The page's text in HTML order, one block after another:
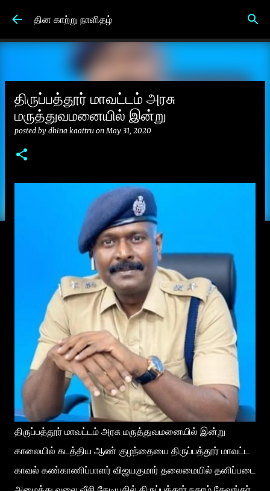
Skip to main content
தின காற்று நாளிதழ்
திருப்பத்தூர் மாவட்டம் அரசு
மருத்துவமனையில் இன்று
posted by dhina kaattru onMay 31, 2020
திருப்பத்தூர் மாவட்டம் அரசு மருத்துவமனையில் இன்று
காலையில் கடத்திய ஆண் குழந்தையை திருப்பத்தூர் மாவட்ட
காவல் கண்காணிப்பாளர் விஜயகுமார் தலைமையில் தனிப்படை